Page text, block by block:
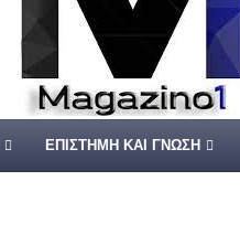
ΕΠΙΣΤΗΜΗ ΚΑΙ ΓΝΩΣΗ